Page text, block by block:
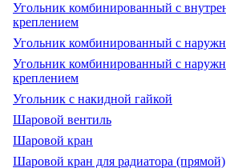
Угольник комбинированный с
креплением
Угольник комбинированный с
Угольник комбинированный с
креплением
Угольник с накидной гайкой
Шаровой вентиль
Шаровой кран
Шаровой кран для радиатора (прямой)